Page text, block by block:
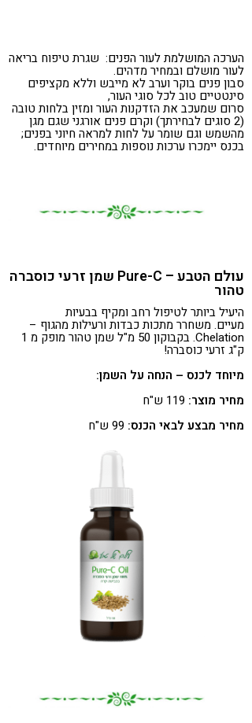
הערכה המושלמת לעור הפנים: שגרת טיפוח בריאה
לעור מושלם ובמחיר מדהים.
סבון פנים בוקר וערב לא מייבש וללא מקציפים
סינטטיים טוב לכל סוגי העור,
סרום שמעכב את הזדקנות העור ומזין בלחות טובה
(2 סוגים לבחירתך) וקרם פנים אורגני שגם מגן
מהשמש וגם שומר על לחות למראה חיוני בפנים;
בכנס יימכרו ערכות נוספות במחירים מיוחדים.
עולם הטבע – Pure-C שמן זרעי כוסברה
טהור
היעיל ביותר לטיפול רחב ומקיף בבעיות
מעיים. משחרר מתכות כבדות ורעילות מהגוף –
Chelation. בקבוקון 50 מ"ל שמן טהור מופק מ 1
ק"ג זרעי כוסברה!
מיוחד לכנס – הנחה על השמן:
מחיר מוצר:
מחיר מבצע לבאי הכנס: